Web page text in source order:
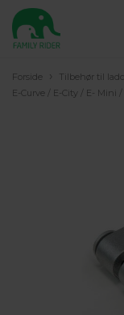
Forside › Tilbehør til
E-Curve / E-City / E- Mini